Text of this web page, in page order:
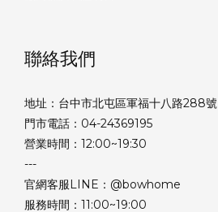
聯絡我們
地址：台中市北屯區軍福十八路288號
門市電話：04-24369195
營業時間：12:00~19:30
---
官網客服LINE：@bowhome
服務時間：11:00~19:00